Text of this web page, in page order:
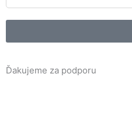
Ďakujeme za podporu